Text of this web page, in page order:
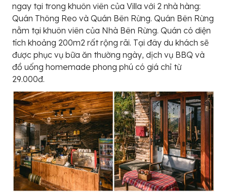
ngay tại trong khuôn viên của Villa với 2 nhà hàng:
Quán Thông Reo và Quán Bên Rừng. Quán Bên Rừng
nằm tại khuôn viên của Nhà Bên Rừng. Quán có diện
tích khoảng 200m2 rất rộng rãi. Tại đây du khách sẽ
được phục vụ bữa ăn thường ngày, dịch vụ BBQ và
đồ uống homemade phong phú có giá chỉ từ
29.000đ.